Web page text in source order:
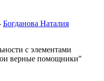
Богданова Наталия
с элементами
верные помощники"